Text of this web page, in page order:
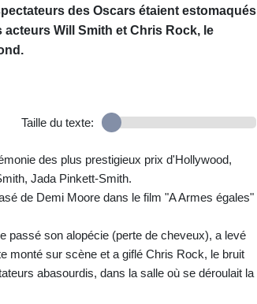
des Oscars étaient estomaqués
Will Smith et Chris Rock, le
Taille du texte:
des plus prestigieux prix d'Hollywood,
Jada Pinkett-Smith.
de Demi Moore dans le film "A Armes égales"
passé son alopécie (perte de cheveux), a levé
monté sur scène et a giflé Chris Rock, le bruit
abasourdis, dans la salle où se déroulait la